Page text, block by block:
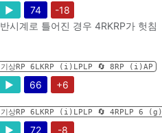
▶ 74
-18
반시계로 틀어진 경우 4RKRP가 헛침
기상RP 6LKRP (i)LPLP 🔄️ 8RP (i)AP
▶ 66 +6
기상RP 6LKRP (i)LPLP 🔄️ 4RPLP 6
▶ 72 -8